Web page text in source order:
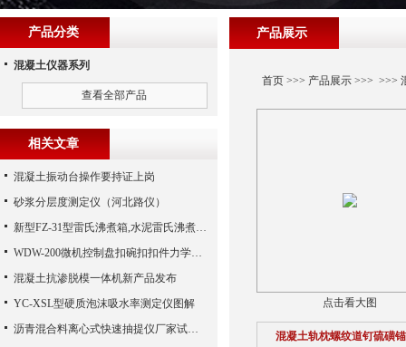
产品展示
首页>>> 产品展示>>> >>>
点击看大图
混凝土轨枕螺纹道钉硫磺
产品分类
混凝土仪器系列
查看全部产品
相关文章
混凝土振动台操作要持证上岗
砂浆分层度测定仪（河北路仪）
新型FZ-31型雷氏沸煮箱,水泥雷氏沸煮箱,（沧州路仪）
WDW-200微机控制盘扣碗扣扣件力学试验机配置夹具详单
混凝土抗渗脱模一体机新产品发布
YC-XSL型硬质泡沫吸水率测定仪图解
沥青混合料离心式快速抽提仪厂家试验方法